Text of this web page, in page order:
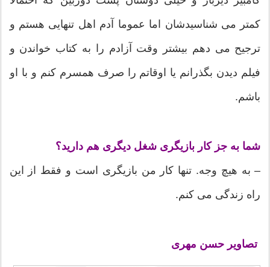
کمتر می شناسیدشان اما عموما آدم اهل تنهایی هستم و
ترجیح می دهم بیشتر وقت آزادم را به کتاب خواندن و
فیلم دیدن بگذرانم یا اوقاتم را صرف همسرم کنم و با او
باشم.
شما به جز کار بازیگری شغل دیگری هم دارید؟
– به هیچ وجه. تنها کار من بازیگری است و فقط از این
راه زندگی می کنم.
تصاویر حسن مهری